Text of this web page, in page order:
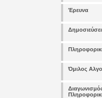
Έρευνα
Όμιλος